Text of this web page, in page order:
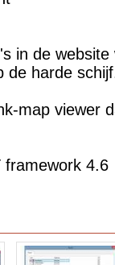
in de
de harde
map viewer
framework 4.6